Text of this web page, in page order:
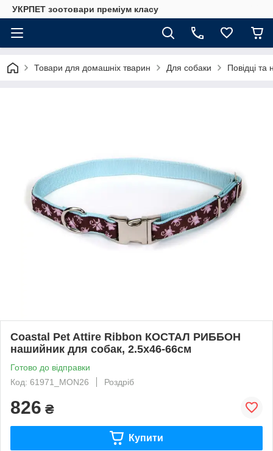
УКРПЕТ зоотовари преміум класу
Товари для домашніх тварин Для собаки Повідці
Coastal Pet Attire Ribbon КОСТАЛ РИББОН
нашийник для собак, 2.5х46-66см
Готово до відправки
Код: 61971_MON26
Роздріб
826 ₴
Купити